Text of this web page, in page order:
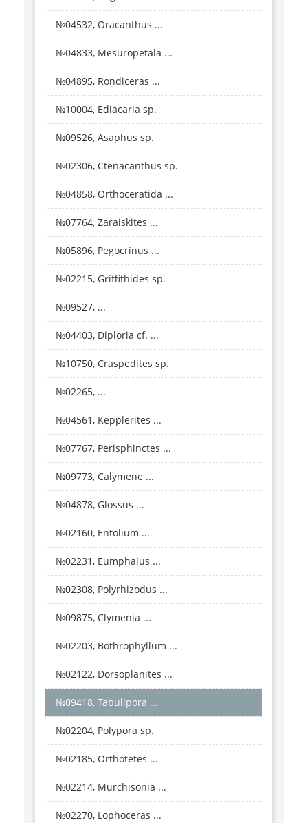
№04532, Oracanthus ...
№04833, Mesuropetala ...
№04895, Rondiceras ...
№10004, Ediacaria sp.
№09526, Asaphus sp.
№02306, Ctenacanthus sp.
№04858, Orthoceratida ...
№07764, Zaraiskites ...
№05896, Pegocrinus ...
№02215, Griffithides sp.
№09527, ...
№04403, Diploria cf. ...
№10750, Craspedites sp.
№02265, ...
№04561, Kepplerites ...
№07767, Perisphinctes ...
№09773, Calymene ...
№04878, Glossus ...
№02160, Entolium ...
№02231, Eumphalus ...
№02308, Polyrhizodus ...
№09875, Clymenia ...
№02203, Bothrophyllum ...
№02122, Dorsoplanites ...
№09418, Tabulipora ...
№02204, Polypora sp.
№02185, Orthotetes ...
№02214, Murchisonia ...
№02270, Lophoceras ...